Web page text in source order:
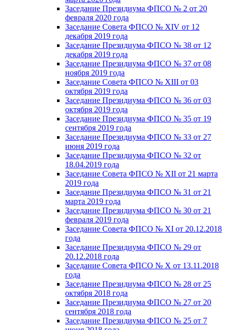
Заседание Президиума ФПСО № 2 от 20
февраля 2020 года
Заседание Совета ФПСО № XIV от 12
декабря 2019 года
Заседание Президиума ФПСО № 38 от 12
декабря 2019 года
Заседание Президиума ФПСО № 37 от 08
ноября 2019 года
Заседание Совета ФПСО № XIII от 03
октября 2019 года
Заседание Президиума ФПСО № 36 от 03
октября 2019 года
Заседание Президиума ФПСО № 35 от 19
сентября 2019 года
Заседание Президиума ФПСО № 33 от 27
июня 2019 года
Заседание Президиума ФПСО № 32 от
18.04.2019 года
Заседание Совета ФПСО № XII от 21 марта
2019 года
Заседание Президиума ФПСО № 31 от 21
марта 2019 года
Заседание Президиума ФПСО № 30 от 21
февраля 2019 года
Заседание Совета ФПСО № XI от 20.12.2018
года
Заседание Президиума ФПСО № 29 от
20.12.2018 года
Заседание Совета ФПСО № X от 13.11.2018
года
Заседание Президиума ФПСО № 28 от 25
октября 2018 года
Заседание Президиума ФПСО № 27 от 20
сентября 2018 года
Заседание Президиума ФПСО № 25 от 7